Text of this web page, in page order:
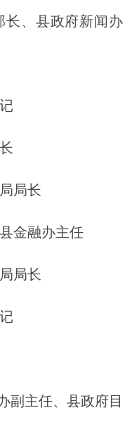
、县政府新闻办
局长
金融办主任
局长
主任、县政府目